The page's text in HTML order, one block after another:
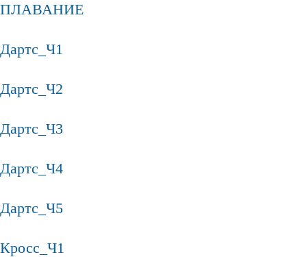
ПЛАВАНИЕ
Дартс_Ч1
Дартс_Ч2
Дартс_Ч3
Дартс_Ч4
Дартс_Ч5
Кросс_Ч1